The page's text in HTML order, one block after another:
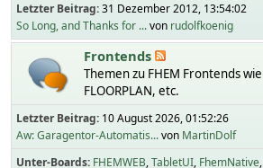
Letzter Beitrag:31 Dezember 2012, 13:54:02
So Long, and Thanks for ...von rudolfkoenig
Frontends
Themen zu FHEM Frontends wie
FLOORPLAN, etc.
Letzter Beitrag: 10 August 2026, 01:52:26
Aw: Garagentor-Automatis...von MartinDolf
Unter-Boards FHEMWEB TabletUI FhemNative